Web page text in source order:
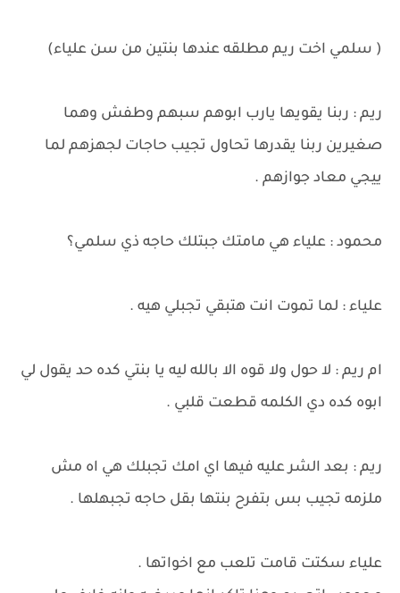
( سلمي اخت ريم مطلقه عندها بنتين من سن علياء)
ريم : ربنا يقويها يارب ابوهم سبهم وطفش وهما
صغيرين ربنا يقدرها تحاول تجيب حاجات لجهزهم لما
ييجي معاد جوازهم .
محمود : علياء هي مامتك جبتلك حاجه ذي سلمي؟
علياء : لما تموت انت هتبقي تجبلي هيه .
ام ريم : لا حول ولا قوه الا بالله ليه يا بنتي كده حد يقول لي
ابوه كده دي الكلمه قطعت قلبي .
ريم : بعد الشر عليه فيها اي امك تجبلك هي اه مش
ملزمه تجيب بس بتفرح بنتها بقل حاجه تجبهلها .
علياء سكتت قامت تلعب مع اخواتها .